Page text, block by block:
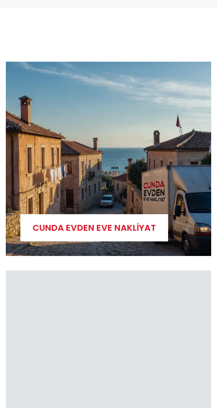
CUNDA EVDEN EVE NAKLIYAT